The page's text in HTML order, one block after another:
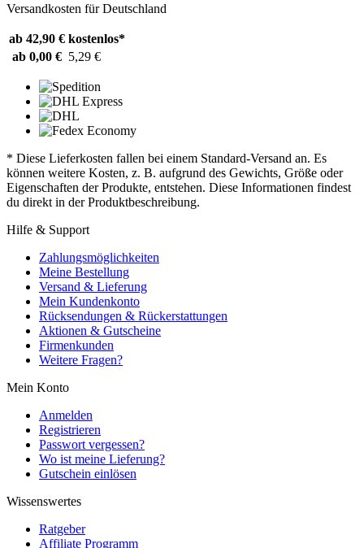
Versandkosten für Deutschland
ab 42,90 € kostenlos*
ab 0,00 € 5,29 €
* Diese Lieferkosten fallen bei einem Standard-Versand an. Es
können weitere Kosten, z. B. aufgrund des Gewichts, Größe oder
Eigenschaften der Produkte, entstehen. Diese Informationen findest
du direkt in der Produktbeschreibung.
Hilfe & Support
Zahlungsmöglichkeiten
Meine Bestellung
Versand & Lieferung
Mein Kundenkonto
Rücksendungen & Rückerstattungen
Aktionen & Gutscheine
Firmenkunden
Weitere Fragen?
Mein Konto
Anmelden
Registrieren
Passwort vergessen?
Wo ist meine Lieferung?
Gutschein einlösen
Wissenswertes
Ratgeber
Affiliate Programm